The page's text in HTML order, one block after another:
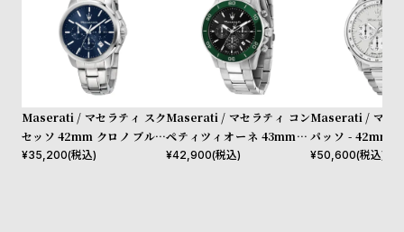
e
o
p
Maserati / マセラティ スク
セッソ 42mm クロノ ブルー
ダイヤル シルバー ブレスレ
¥35,200(税込)
Maserati / マセラティ コン
ペティツィオーネ 43mm ク
ロノグラフ ブラック ダイヤ
¥42,900(税込)
Maserati / マセ
パッソ - 42mm
ー ダイヤル シル
¥50,600(税込)